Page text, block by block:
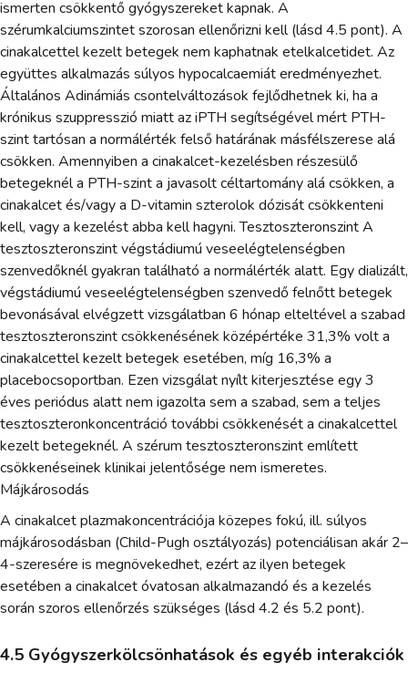
ismerten csökkentő gyógyszereket kapnak. A
szérumkalciumszintet szorosan ellenőrizni kell (lásd 4.5 pont). A
cinakalcettel kezelt betegek nem kaphatnak etelkalcetidet. Az
együttes alkalmazás súlyos hypocalcaemiát eredményezhet.
Általános Adinámiás csontelváltozások fejlődhetnek ki, ha a
krónikus szuppresszió miatt az iPTH segítségével mért PTH-
szint tartósan a normálérték felső határának másfélszerese alá
csökken. Amennyiben a cinakalcet-kezelésben részesülő
betegeknél a PTH-szint a javasolt céltartomány alá csökken, a
cinakalcet és/vagy a D-vitamin szterolok dózisát csökkenteni
kell, vagy a kezelést abba kell hagyni. Tesztoszteronszint A
tesztoszteronszint végstádiumú veseelégtelenségben
szenvedőknél gyakran található a normálérték alatt. Egy dializált,
végstádiumú veseelégtelenségben szenvedő felnőtt betegek
bevonásával elvégzett vizsgálatban 6 hónap elteltével a szabad
tesztoszteronszint csökkenésének középértéke 31,3% volt a
cinakalcettel kezelt betegek esetében, míg 16,3% a
placebocsoportban. Ezen vizsgálat nyílt kiterjesztése egy 3
éves periódus alatt nem igazolta sem a szabad, sem a teljes
tesztoszteronkoncentráció további csökkenését a cinakalcettel
kezelt betegeknél. A szérum tesztoszteronszint említett
csökkenéseinek klinikai jelentősége nem ismeretes.
Májkárosodás
A cinakalcet plazmakoncentrációja közepes fokú, ill. súlyos
májkárosodásban (Child-Pugh osztályozás) potenciálisan akár 2–
4-szeresére is megnövekedhet, ezért az ilyen betegek
esetében a cinakalcet óvatosan alkalmazandó és a kezelés
során szoros ellenőrzés szükséges (lásd 4.2 és 5.2 pont).
4.5 Gyógyszerkölcsönhatások és egyéb interakciók